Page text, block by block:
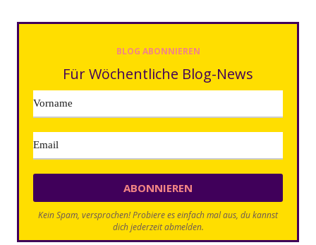
BLOG ABONNIEREN
Für Wöchentliche Blog-News
Kein Spam, versprochen! Probiere es einfach mal aus, du kannst
dich jederzeit abmelden.